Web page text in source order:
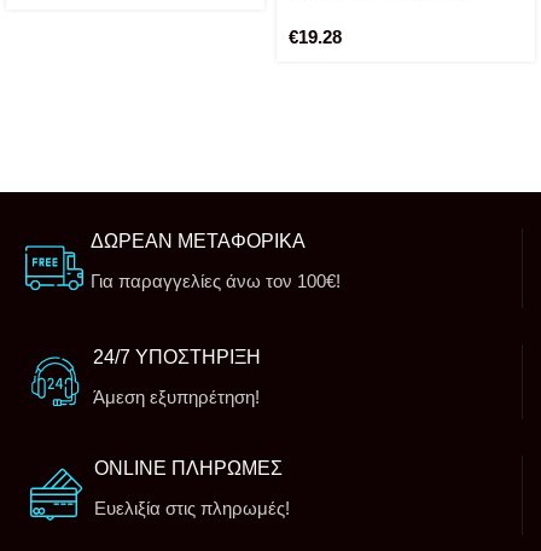
€19.28
ΔΩΡΕΑΝ ΜΕΤΑΦΟΡΙΚΑ
Για παραγγελίες άνω τον 100€!
24/7 ΥΠΟΣΤΗΡΙΞΗ
Άμεση εξυπηρέτηση!
ONLINE ΠΛΗΡΩΜΕΣ
Ευελιξία στις πληρωμές!